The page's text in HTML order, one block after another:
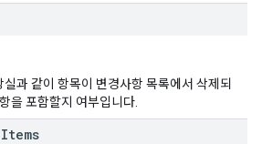
과 같이 항목이 변경사항 목록에서 삭제되
을 포함할지 여부입니다.
Items